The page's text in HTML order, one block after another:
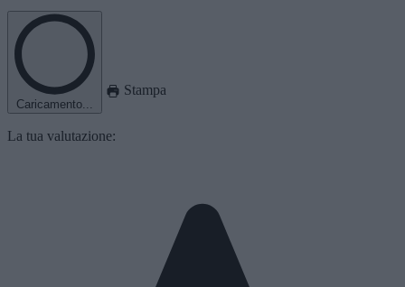
Caricamento...
Stampa
La tua valutazione: